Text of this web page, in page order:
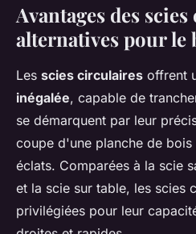
Avantages des
alternatives pour le
Les scies circulaires offrent
inégalée, capable de
se démarquent par leur
coupe d'une planche de
éclats. Comparées à la scie
et la scie sur table, les scies
privilégiées pour leur